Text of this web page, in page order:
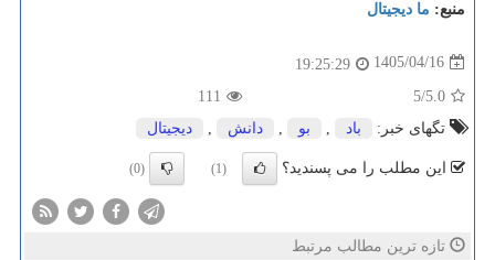
منبع: ما دیجیتال
1405/04/16
19:25:29
5.0
/5
111
تگهای خبر:
باد بو دانش دیجیتال
این مطلب را می پسندید؟ (1)
(0)
تازه ترین مطالب مرتبط